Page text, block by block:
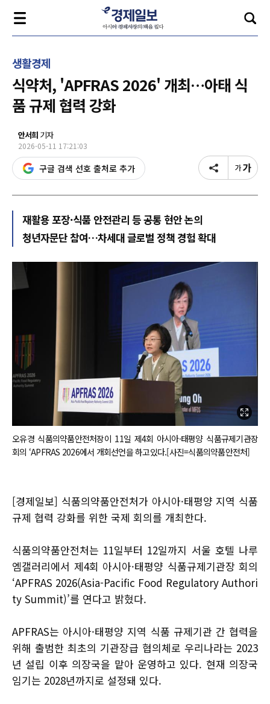
생활경제
식약처, 'APFRAS 2026' 개최…아태 식
품 규제 협력 강화
안서희 기자
2026-05-11 17:21:03
구글 검색 선호 출처로 추가
재활용 포장·식품 안전관리 등 공통 현안 논의
청년자문단 참여…차세대 글로벌 정책 경험 확대
오유경 식품의약품안전처장이 11일 제4회 아시아·태평양 식품규제기관장
회의 ‘APFRAS 2026에서 개회선언을 하고있다.[사진=식품의약품안전처]
[경제일보] 식품의약품안전처가 아시아·태평양 지역 식품
규제 협력 강화를 위한 국제 회의를 개최한다.
식품의약품안전처는 11일부터 12일까지 서울 호텔 나루
엠갤러리에서 제4회 아시아·태평양 식품규제기관장 회의
‘APFRAS 2026(Asia-Pacific Food Regulatory Authori
ty Summit)’를 연다고 밝혔다.
APFRAS는 아시아·태평양 지역 식품 규제기관 간 협력을
위해 출범한 최초의 기관장급 협의체로 우리나라는 2023
년 설립 이후 의장국을 맡아 운영하고 있다. 현재 의장국
임기는 2028년까지로 설정돼 있다.